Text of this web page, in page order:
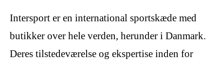
Intersport er en international sportskæde med
butikker over hele verden, herunder i Danmark.
Deres tilstedeværelse og ekspertise inden for